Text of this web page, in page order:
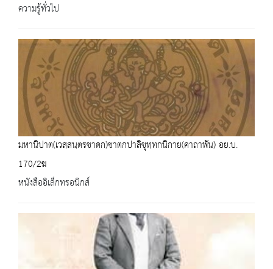
ความรู้ทั่วไป
มหานิปาต(เวสฺสนฺตรชาดก)ชาตกปาลิขุทฺทกนิกาย(คาถาพัน) อย.บ.
170/2ฆ
หนังสืออิเล็กทรอนิกส์